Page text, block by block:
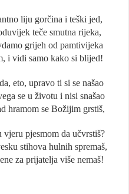
liju gorčina i teški jed,
teče smutna rijeka,
grijeh od pamtivijeka
i vidi samo kako si blijed!
eto, upravo ti si se našao
se u životu i nisi snašao
hramom se Božijim grstiš,
vjeru pjesmom da učvrstiš?
stihova hulnih spremaš,
za prijatelja više nemaš!